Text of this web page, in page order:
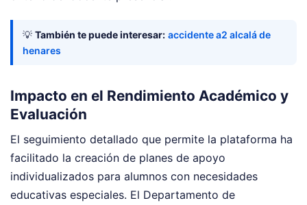
💡 También te puede interesar: accidente a2 alcalá de
henares
Impacto en el Rendimiento Académico y
Evaluación
El seguimiento detallado que permite la plataforma ha
facilitado la creación de planes de apoyo
individualizados para alumnos con necesidades
educativas especiales. El Departamento de